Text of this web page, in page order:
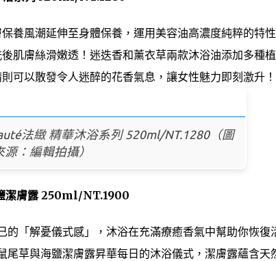
養風潮延伸至身體保養，運用美容油高濃度純粹的特
肌膚絲滑嫩透！迷迭香和薰衣草兩款沐浴油添加多種
可以散發令人迷醉的花香氣息，讓女性魅力即刻激升！
法緻 精華沐浴系列 520ml/NT.1280（圖
源：編輯拍攝）
潔膚露 250ml/NT.1900
的「解憂儀式感」，沐浴在充滿療癒香氣中幫助你恢復
尾草與海鹽潔膚露昇華每日的沐浴儀式，潔膚露蘊含天